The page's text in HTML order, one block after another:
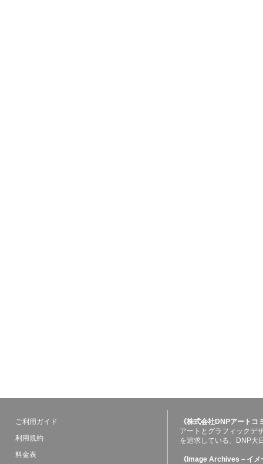
ご利用ガイド
利用規約
料金表
《株式会社DNPアート
アートとグラフィックデ
を追求している、DNP大
《Image Archives－イ